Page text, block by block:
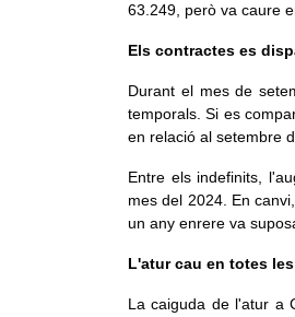
63.249, però va caure
Els contractes es
Durant el mes de
temporals. Si es
en relació al setembre
Entre els indefinits,
mes del 2024. En
un any enrere va
L'atur cau en totes
La caiguda de l'atur a